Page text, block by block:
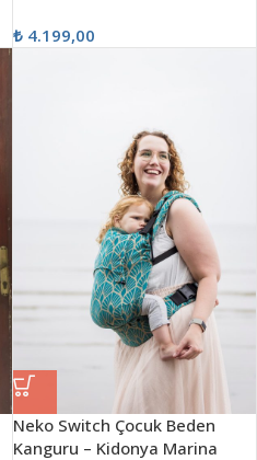
₺4.199,00
Neko Switch Çocuk Beden
Kanguru – Kidonya Marina